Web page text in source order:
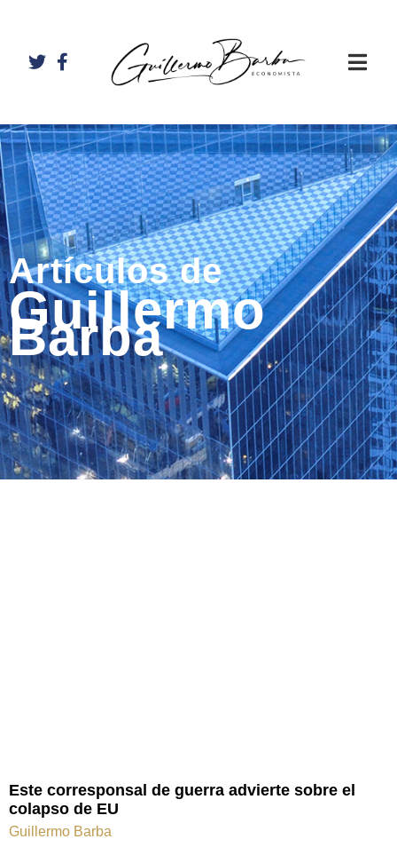
Artículos de
Guillermo
Barba
Este corresponsal de guerra advierte sobre el
colapso de EU
Guillermo Barba